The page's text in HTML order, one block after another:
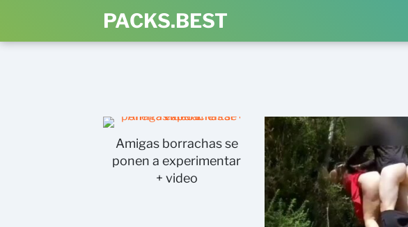
PACKS.BEST
Amigas borrachas se
ponen a experimentar
+ video